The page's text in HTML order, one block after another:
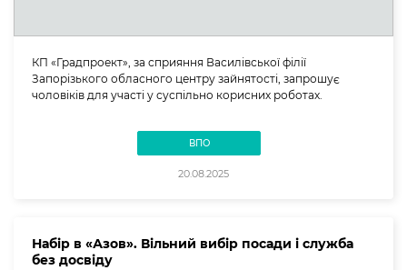
КП «Градпроект», за сприяння Василівської філії
Запорізького обласного центру зайнятості, запрошує
чоловіків для участі у суспільно корисних роботах.
ВПО
20.08.2025
Набір в «Азов». Вільний вибір посади і служба
без досвіду